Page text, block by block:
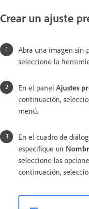
Crear un ajuste
Abra una imagen sin
seleccione la
En el panel Ajustes
continuación,
menú.
En el cuadro de
especifique un
seleccione las
continuación,